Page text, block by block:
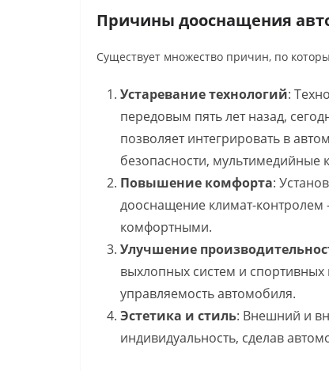
Причины дооснащения
Существует множество причин, по
Устаревание технологий:
передовым пять лет назад,
позволяет интегрировать в
безопасности, мультимедийные
Повышение комфорта:
дооснащение климат-контролем
комфортными.
Улучшение
выхлопных систем и
управляемость автомобиля.
Эстетика и стиль: Внешний и
индивидуальность, сделав